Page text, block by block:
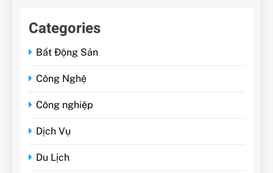
Categories
Bất Động Sản
Công Nghệ
Công nghiệp
Dịch Vụ
Du Lịch